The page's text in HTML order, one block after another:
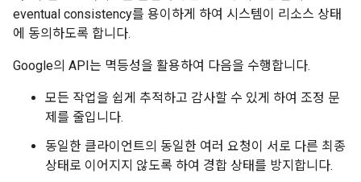
eventual consistency를 용이하게 하여 시스템이 리소스 상태
에 동의하도록 합니다.
Google의 API는 멱등성을 활용하여 다음을 수행합니다.
모든 작업을 쉽게 추적하고 감사할 수 있게 하여 조정 문
제를 줄입니다.
동일한 클라이언트의 동일한 여러 요청이 서로 다른 최종
상태로 이어지지 않도록 하여 경합 상태를 방지합니다.